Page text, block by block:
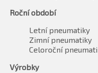
Roční období
Letní pneumatiky
Zimní pneumatiky
Celoroční
Výrobky